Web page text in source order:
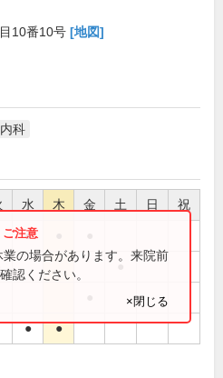
10番10号 [地図]
科
水 木 金 土 日 祝
●
●
● ●
の場合があります。来院前
認ください。
×閉じる